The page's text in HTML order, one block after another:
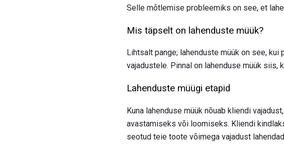
Selle mõtlemise probleemiks on see, et
Mis täpselt on lahenduste müük?
Lihtsalt pange; lahenduste müük on see,
vajadustele. Pinnal on lahenduse müük siis,
Lahenduste müügi etapid
Kuna lahenduse müük nõuab kliendi
avastamiseks või loomiseks. Kliendi
seotud teie toote võimega vajadust